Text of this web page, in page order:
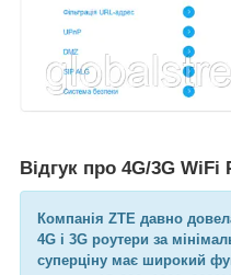
Відгук про 4G/3G WiFi
Компанія ZTE давно
4G і 3G роутери за
суперціну має широкий